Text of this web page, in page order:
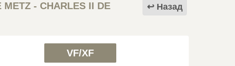
Назад
METZ - CHARLES II DE
VF/XF